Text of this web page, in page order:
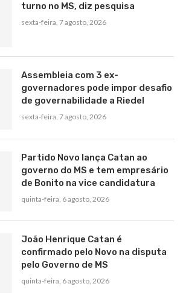
turno no MS, diz pesquisa
sexta-feira, 7 agosto, 2026
Assembleia com 3 ex-
governadores pode impor desafio
de governabilidade a Riedel
sexta-feira, 7 agosto, 2026
Partido Novo lança Catan ao
governo do MS e tem empresário
de Bonito na vice candidatura
quinta-feira, 6 agosto, 2026
João Henrique Catan é
confirmado pelo Novo na disputa
pelo Governo de MS
quinta-feira, 6 agosto, 2026